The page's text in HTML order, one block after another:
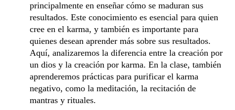
principalmente en enseñar cómo se maduran sus
resultados. Este conocimiento es esencial para quien
cree en el karma, y también es importante para
quienes desean aprender más sobre sus resultados.
Aquí, analizaremos la diferencia entre la creación por
un dios y la creación por karma. En la clase, también
aprenderemos prácticas para purificar el karma
negativo, como la meditación, la recitación de
mantras y rituales.